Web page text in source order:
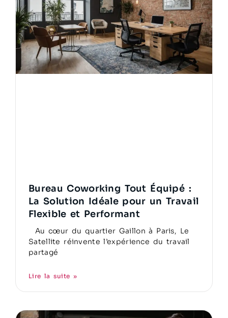
Bureau Coworking Tout Équipé :
La Solution Idéale pour un Travail
Flexible et Performant
Au cœur du quartier Gaillon à Paris, Le
Satellite réinvente l’expérience du travail
partagé
Lire la suite »